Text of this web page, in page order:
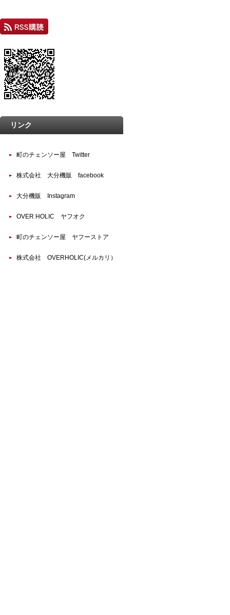
リンク
町のチェンソー屋 Twitter
株式会社 大分機販 facebook
大分機販 Instagram
OVER HOLIC ヤフオク
町のチェンソー屋 ヤフーストア
株式会社 OVERHOLIC(メルカリ）